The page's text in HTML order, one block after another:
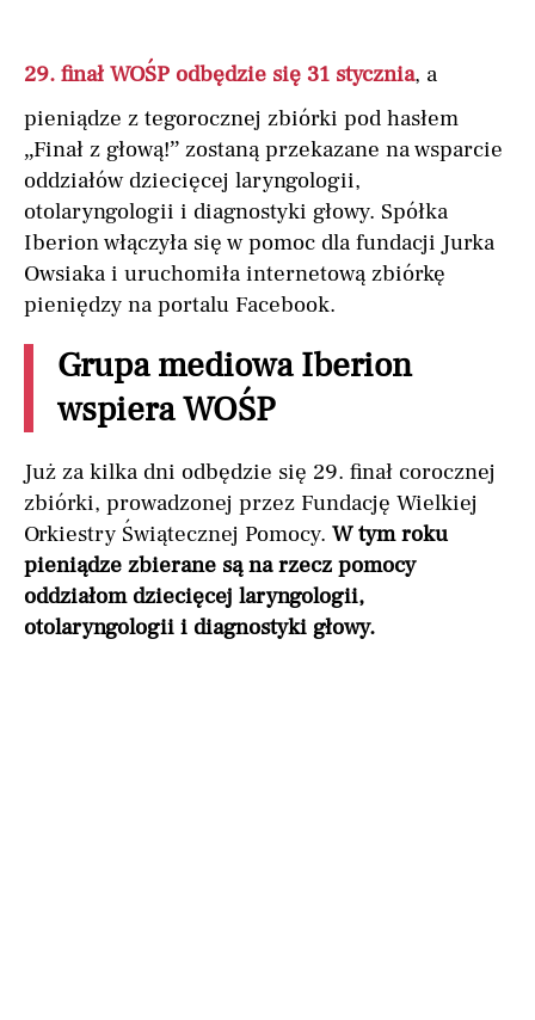
29. finał WOŚP odbędzie się 31 stycznia, a
pieniądze z tegorocznej zbiórki pod hasłem
„Finał z głową!” zostaną przekazane na wsparcie
oddziałów dziecięcej laryngologii,
otolaryngologii i diagnostyki głowy. Spółka
Iberion włączyła się w pomoc dla fundacji Jurka
Owsiaka i uruchomiła internetową zbiórkę
pieniędzy na portalu Facebook.
Grupa mediowa Iberion
wspiera WOŚP
Już za kilka dni odbędzie się 29. finał corocznej
zbiórki, prowadzonej przez Fundację Wielkiej
Orkiestry Świątecznej Pomocy. W tym roku
pieniądze zbierane są na rzecz pomocy
oddziałom dziecięcej laryngologii,
otolaryngologii i diagnostyki głowy.